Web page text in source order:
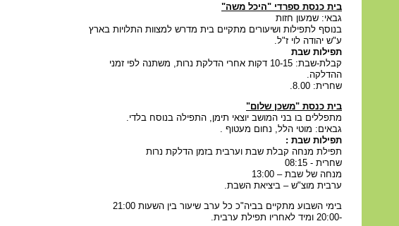
בית כנסת ספרדי "היכל משה"
גבאי: שמעון חזות
בנוסף לתפילות ושיעורים מתקיים בית מדרש למצוות התלויות בארץ
ע"ש יהודה לוי ז"ל.
תפילות שבת
קבלת-שבת: 10-15 דקות אחרי הדלקת נרות, משתנה לפי זמני
ההדלקה.
שחרית: 8.00.
בית כנסת "משכן שלום"
מתפללים בו בני המושב יוצאי תימן, התפילה בנוסח בלדי.
גבאים: מוטי הלל, נחום מעטוף .
תפילות שבת :
תפילת מנחה קבלת שבת וערבית בזמן הדלקת נרות
שחרית - 08:15
מנחה של שבת – 13:00
ערבית מוצ"ש – ביציאת השבת.
בימי השבוע מתקיים בביה"כ כל ערב שיעור בין השעות 21:00
-20:00 ומיד לאחריו תפילת ערבית.